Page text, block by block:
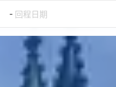
- 回程日期